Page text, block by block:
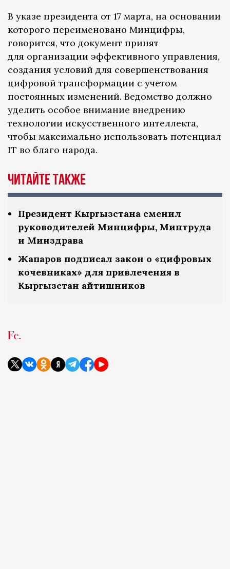
В указе президента от 17 марта, на основании
которого переименовано Минцифры,
говорится, что документ принят
для организации эффективного управления,
создания условий для совершенствования
цифровой трансформации с учетом
постоянных изменений. Ведомство должно
уделить особое внимание внедрению
технологии искусственного интеллекта,
чтобы максимально использовать потенциал
IT во благо народа.
Читайте также
Президент Кыргызстана сменил
руководителей Минцифры, Минтруда
и Минздрава
Жапаров подписал закон о «цифровых
кочевниках» для привлечения в
Кыргызстан айтишников